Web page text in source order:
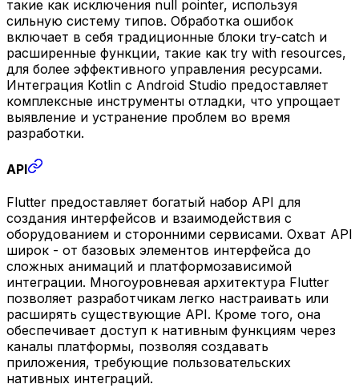
такие как исключения null pointer, используя
сильную систему типов. Обработка ошибок
включает в себя традиционные блоки try-catch и
расширенные функции, такие как try with resources,
для более эффективного управления ресурсами.
Интеграция Kotlin с Android Studio предоставляет
комплексные инструменты отладки, что упрощает
выявление и устранение проблем во время
разработки.
API
Flutter предоставляет богатый набор API для
создания интерфейсов и взаимодействия с
оборудованием и сторонними сервисами. Охват API
широк - от базовых элементов интерфейса до
сложных анимаций и платформозависимой
интеграции. Многоуровневая архитектура Flutter
позволяет разработчикам легко настраивать или
расширять существующие API. Кроме того, она
обеспечивает доступ к нативным функциям через
каналы платформы, позволяя создавать
приложения, требующие пользовательских
нативных интеграций.